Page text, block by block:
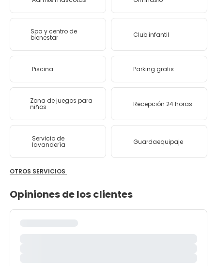
Spa y centro de
bienestar Club infantil
Piscina Parking gratis
Zona de juegos para
niños Recepción 24 horas
Servicio de
lavandería Guardaequipaje
OTROS SERVICIOS
Opiniones de los clientes